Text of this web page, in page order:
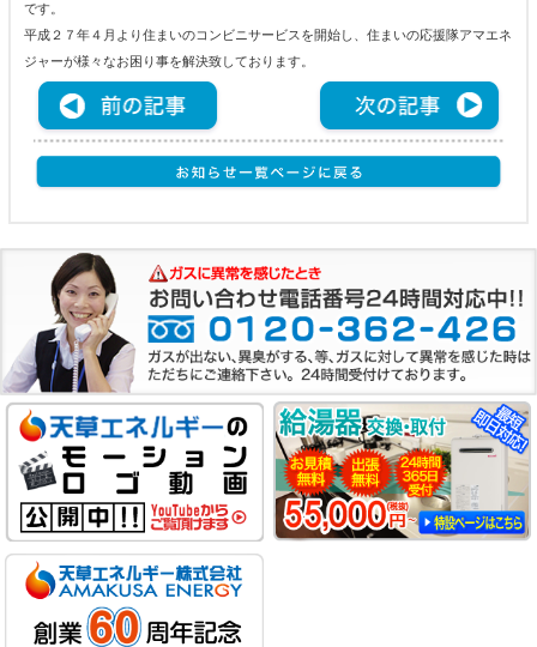
です。
平成２７年４月より住まいのコンビニサービスを開始し、住まいの応援隊アマエネ
ジャーが様々なお困り事を解決致しております。